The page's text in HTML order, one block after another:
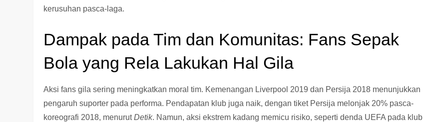
kerusuhan pasca-laga.
Dampak pada Tim dan Komunitas: Fans Sepak
Bola yang Rela Lakukan Hal Gila
Aksi fans gila sering meningkatkan moral tim. Kemenangan Liverpool 2019 dan Persija 2018 menunjukkan
pengaruh suporter pada performa. Pendapatan klub juga naik, dengan tiket Persija melonjak 20% pasca-
koreografi 2018, menurutDetik. Namun, aksi ekstrem kadang memicu risiko, seperti denda UEFA pada klub